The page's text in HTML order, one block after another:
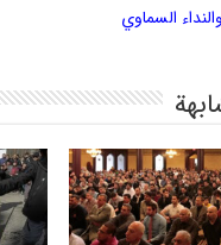
السماوي